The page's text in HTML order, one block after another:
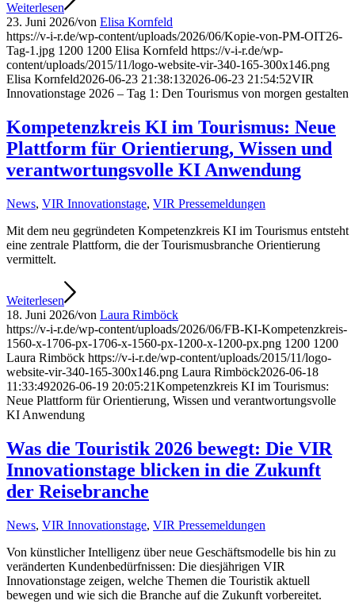
Weiterlesen
23. Juni 2026/von Elisa Kornfeld
https://v-i-r.de/wp-content/uploads/2026/06/Kopie-von-PM-OIT26-
Tag-1.jpg 1200 1200 Elisa Kornfeld https://v-i-r.de/wp-
content/uploads/2015/11/logo-website-vir-340-165-300x146.png
Elisa Kornfeld2026-06-23 21:38:132026-06-23 21:54:52VIR
Innovationstage 2026 – Tag 1: Den Tourismus von morgen gestalten
Kompetenzkreis KI im Tourismus: Neue
Plattform für Orientierung, Wissen und
verantwortungsvolle KI Anwendung
News, VIR Innovationstage, VIR Pressemeldungen
Mit dem neu gegründeten Kompetenzkreis KI im Tourismus entsteht
eine zentrale Plattform, die der Tourismusbranche Orientierung
vermittelt.
Weiterlesen
18. Juni 2026/von Laura Rimböck
https://v-i-r.de/wp-content/uploads/2026/06/FB-KI-Kompetenzkreis-
1560-x-1706-px-1706-x-1560-px-1200-x-1200-px.png 1200 1200
Laura Rimböck https://v-i-r.de/wp-content/uploads/2015/11/logo-
website-vir-340-165-300x146.png Laura Rimböck2026-06-18
11:33:492026-06-19 20:05:21Kompetenzkreis KI im Tourismus:
Neue Plattform für Orientierung, Wissen und verantwortungsvolle
KI Anwendung
Was die Touristik 2026 bewegt: Die VIR
Innovationstage blicken in die Zukunft
der Reisebranche
News, VIR Innovationstage, VIR Pressemeldungen
Von künstlicher Intelligenz über neue Geschäftsmodelle bis hin zu
veränderten Kundenbedürfnissen: Die diesjährigen VIR
Innovationstage zeigen, welche Themen die Touristik aktuell
bewegen und wie sich die Branche auf die Zukunft vorbereitet.